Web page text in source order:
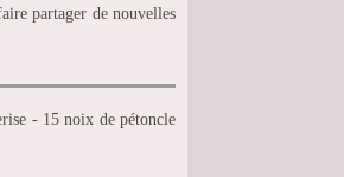
partager de nouvelles
- 15 noix de pétoncle